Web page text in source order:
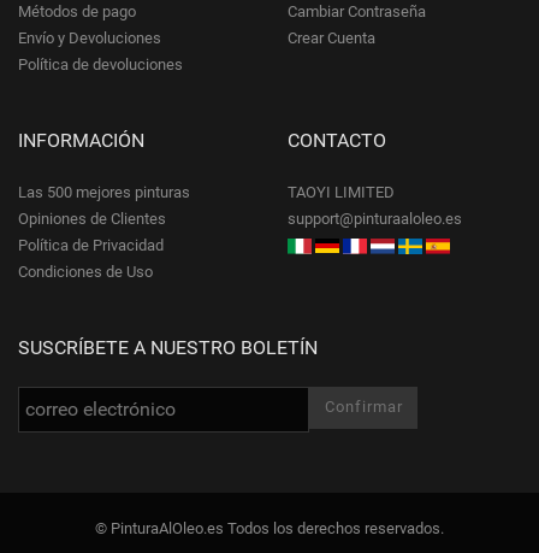
Métodos de pago
Envío y Devoluciones
Política de devoluciones
Cambiar Contraseña
Crear Cuenta
INFORMACIÓN
Las 500 mejores pinturas
Opiniones de Clientes
Política de Privacidad
Condiciones de Uso
CONTACTO
TAOYI LIMITED
support@pinturaaloleo.es
SUSCRÍBETE A NUESTRO BOLETÍN
© PinturaAlOleo.es Todos los derechos reservados.